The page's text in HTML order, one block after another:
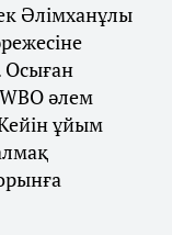
Әлімханұлы
Осыған
әлем
ұйым